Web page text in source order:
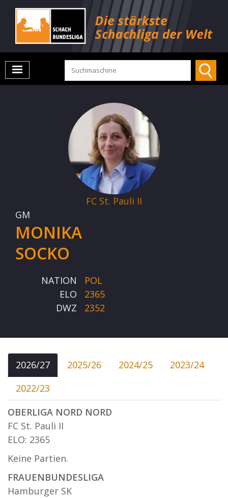
FC St. Pauli II
GM
MONIKA
SOCKO
NATION
POL
ELO
2365
DWZ
2352
2026/27 2025/26 2024/25
2023/24
2022/23
OBERLIGA NORD NORD
FC St. Pauli II
ELO: 2365
Keine Partien.
FRAUENBUNDESLIGA
Hamburger SK